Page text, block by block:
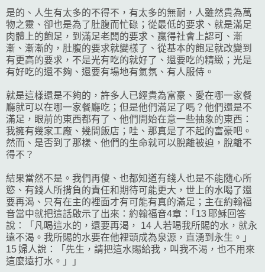
是的、人生有太多的不得不，有太多的無耐，人雖然貴為萬
物之靈、卻也是為了肚腹而忙碌；從最低的要求、就是滿足
肉體上的飽足，到滿足老闆的要求、贏得社會上認可、漸
漸、漸漸的，肚腹的要求就變樣了、從基本的飽足就改變到
有更高的要求，不是光有吃的就好了、還要吃的精緻；光是
有好吃的還不夠、還要有場地有氣氛、有人服侍。
就是這樣還是不夠的，許多人已經貴為富豪、愛在哪一家餐
廳就可以在哪一家餐廳吃；但是他們滿足了嗎？他們還是不
滿足，眼前的東西都有了、他們開始在意一些抽象的東西：
我擁有幾家工廠、幾間飯店；哇、那真是了不起的富豪吧。
然而、是否到了那樣、他們的生命就可以脫離被迫，脫離不
得不？
結果當然不是。我們再傻、也都知道有錢人也是不能隨心所
慾、有錢人所揹負的責任和期待可能更大，世上的水喝了還
要再渴、只有在主的裡面才有可能有真的滿足；主在約翰福
音當中就把這話啟示了出來：約翰福音4章：｢13 耶穌回答
說：「凡喝這水的，還要再渴， 14 人若喝我所賜的水，就永
遠不渴。我所賜的水要在他裡頭成為泉源，直湧到永生。」
15 婦人說：「先生，請把這水賜給我，叫我不渴，也不用來
這麼遠打水。」｣